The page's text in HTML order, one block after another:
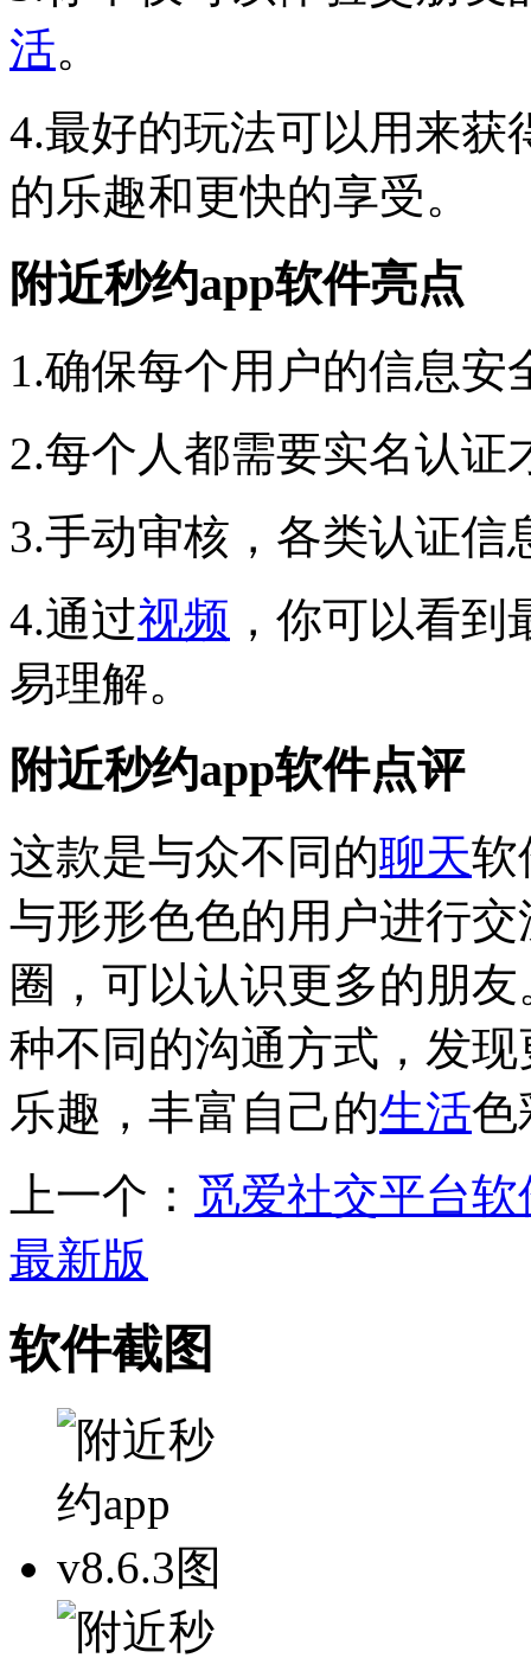
活。
4.最好的玩法可以用来获
的乐趣和更快的享受。
附近秒约app软件亮点
1.确保每个用户的信息
2.每个人都需要实名认
3.手动审核，各类认证
4.通过视频 ，你可以看
易理解。
附近秒约app软件点评
这款是与众不同的聊天软
与形形色色的用户进行
圈，可以认识更多的朋
种不同的沟通方式，发
乐趣，丰富自己的生活色
上一个： 觅爱社交平台
最新版
软件截图